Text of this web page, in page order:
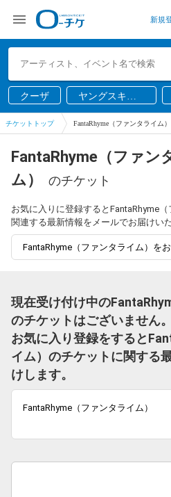
新規
クーザ
ヤングスキニ
ー
チケットトップ FantaRhyme（ファンタライム）
FantaRhyme（ファン
ム）
のチケット
お気に入りに登録するとFantaRhyme
関連する最新情報をメールでお届けい
FantaRhyme（ファンタライム）を
現在受け付け中の
のチケットはございません。
お気に入り登録をすると
イム）のチケットに関する
けします。
FantaRhyme（ファンタライム）